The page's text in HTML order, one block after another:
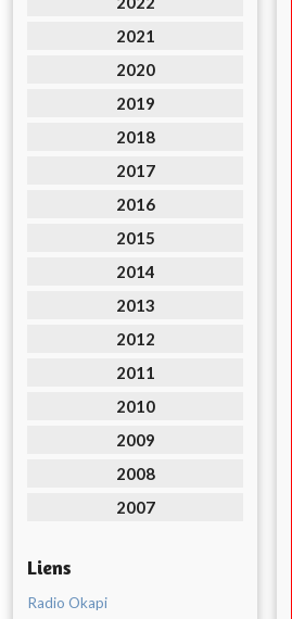
2021
2020
2019
2018
2017
2016
2015
2014
2013
2012
2011
2010
2009
2008
2007
Liens
Radio Okapi